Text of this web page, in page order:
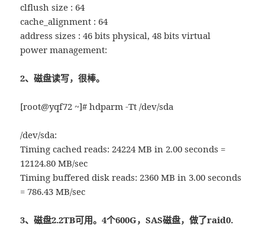
clflush size : 64
cache_alignment : 64
address sizes : 46 bits physical, 48 bits virtual
power management:
2、磁盘读写，很棒。
[root@yqf72 ~]# hdparm -Tt /dev/sda
/dev/sda:
Timing cached reads: 24224 MB in 2.00 seconds =
12124.80 MB/sec
Timing buffered disk reads: 2360 MB in 3.00 seconds
= 786.43 MB/sec
3、磁盘2.2TB可用。4个600G，SAS磁盘，做了raid0.